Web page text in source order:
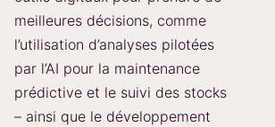
meilleures décisions, comme
l’utilisation d’analyses pilotées
par l’AI pour la maintenance
prédictive et le suivi des stocks
– ainsi que le développement